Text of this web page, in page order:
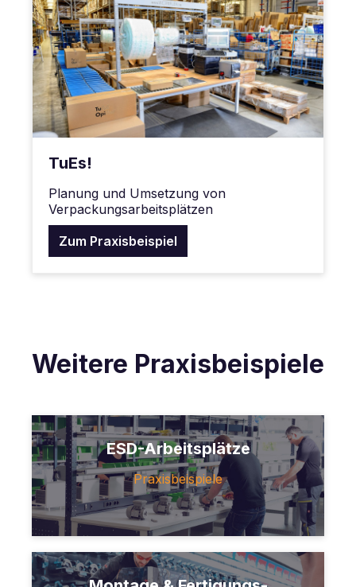
TuEs!
Planung und Umsetzung von
Verpackungsarbeitsplätzen
Zum Praxisbeispiel
Weitere Praxisbeispiele
ESD-Arbeitsplätze
Praxisbeispiele